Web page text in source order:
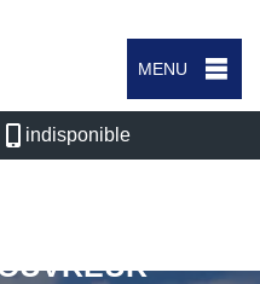
MENU
indisponible